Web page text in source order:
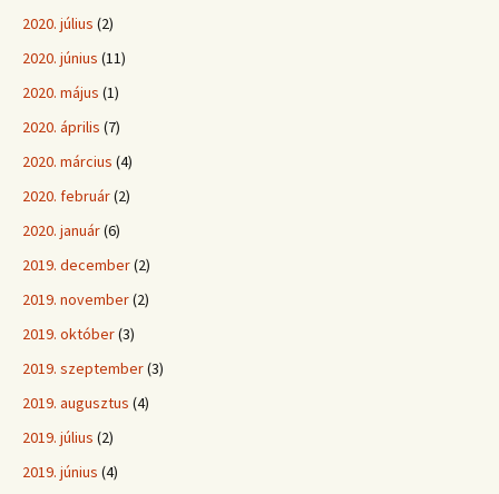
2020. július (2)
2020. június (11)
2020. május (1)
2020. április (7)
2020. március (4)
2020. február(2)
2020. január(6)
2019. december(2)
2019. november(2)
2019. október(3)
2019. szeptember(3)
2019. augusztus (4)
2019. július (2)
2019. június (4)